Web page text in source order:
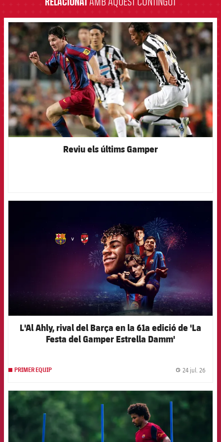
FCB Barcelona badge
Reviu els últims Gamper
L'Al Ahly, rival del Barça en la 61a edició de 'La
Festa del Gamper Estrella Damm'
PRIMER EQUIP 24 jul. 26
FCB Barcelona badge